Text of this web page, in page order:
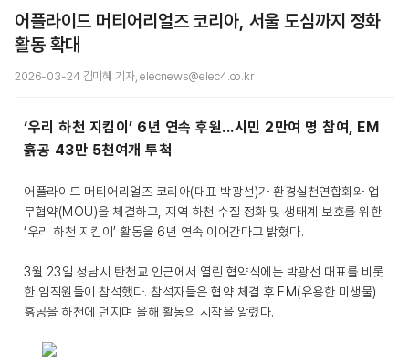
어플라이드 머티어리얼즈 코리아, 서울 도심까지 정화
활동 확대
2026-03-24 김미혜 기자, elecnews@elec4.co.kr
‘우리 하천 지킴이’ 6년 연속 후원...시민 2만여 명 참여, EM
흙공 43만 5천여개 투척
어플라이드 머티어리얼즈 코리아(대표 박광선)가 환경실천연합회와 업
무협약(MOU)을 체결하고, 지역 하천 수질 정화 및 생태계 보호를 위한
‘우리 하천 지킴이’ 활동을 6년 연속 이어간다고 밝혔다.
3월 23일 성남시 탄천교 인근에서 열린 협약식에는 박광선 대표를 비롯
한 임직원들이 참석했다. 참석자들은 협약 체결 후 EM(유용한 미생물)
흙공을 하천에 던지며 올해 활동의 시작을 알렸다.